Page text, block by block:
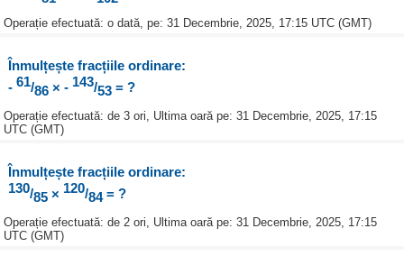
Operație efectuată: o dată, pe: 31 Decembrie, 2025, 17:15 UTC (GMT)
Înmulțește fracțiile ordinare:
- 61/86× - 143/53= ?
Operație efectuată: de 3 ori, Ultima oară pe: 31 Decembrie, 2025, 17:15
UTC (GMT)
Înmulțește fracțiile ordinare:
130/85× 120/84 = ?
Operație efectuată: de 2 ori, Ultima oară pe: 31 Decembrie, 2025, 17:15
UTC (GMT)